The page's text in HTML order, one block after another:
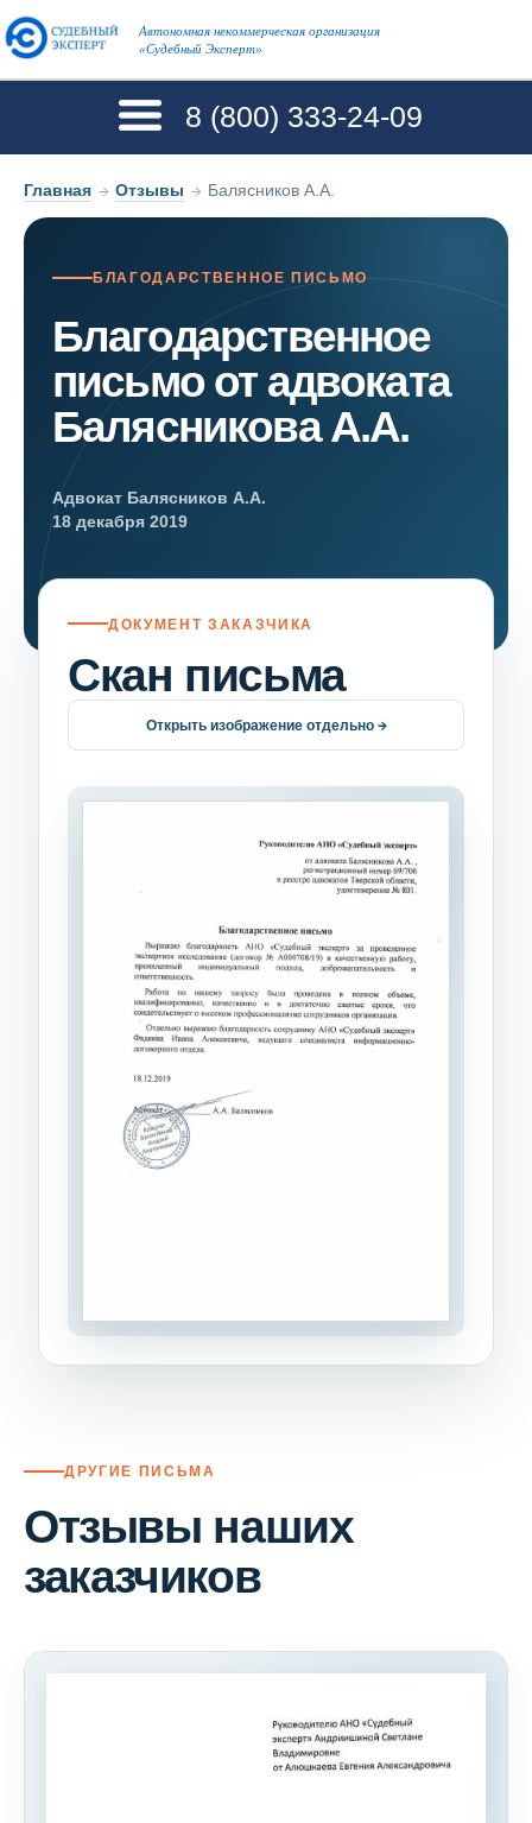
Автономная некоммерческая организация
«Судебный Эксперт»
8 (800) 333-24-09
Главная → Отзывы → Балясников А.А.
БЛАГОДАРСТВЕННОЕ ПИСЬМО
Благодарственное
письмо от адвоката
Балясникова А.А.
Адвокат Балясников А.А.
18 декабря 2019
ДОКУМЕНТ ЗАКАЗЧИКА
Скан письма
Открыть изображение отдельно →
ДРУГИЕ ПИСЬМА
Отзывы наших
заказчиков